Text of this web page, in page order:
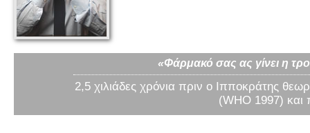
«Φάρμακό σας ας γίνει η
2,5 χιλιάδες χρόνια πριν ο Ιπποκράτης
(WHO 1997) και